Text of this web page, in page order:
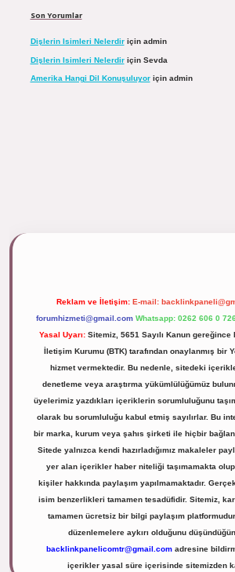
Son Yorumlar
Dişlerin Isimleri Nelerdiriçin admin
Dişlerin Isimleri Nelerdiriçin Sevda
Amerika Hangi Dil Konuşuluyoriçin admin
Reklam ve İletişim: E-mail:
forumhizmeti@gmail.com Whatsapp: 0262 606 0 726
Yasal Uyarı: Sitemiz, 5651 Sayılı Kanun
İletişim Kurumu (BTK) tarafından onaylanmış bir
hizmet vermektedir. Bu nedenle, sitedeki
denetleme veya araştırma yükümlülüğümüz
üyelerimiz yazdıkları içeriklerin sorumluluğunu
olarak bu sorumluluğu kabul etmiş sayılırlar. Bu
bir marka, kurum veya şahıs şirketi ile hiçbir
Sitede yalnızca kendi hazırladığımız makaleler
yer alan içerikler haber niteliği taşımamakta
kişiler hakkında paylaşım yapılmamaktadır.
isim benzerlikleri tamamen tesadüfidir. Sitemiz,
tamamen ücretsiz bir bilgi paylaşım
düzenlemelere aykırı olduğunu
backlinkpanelicomtr@gmail.com adresine
içerikler yasal süre içerisinde sitemizden